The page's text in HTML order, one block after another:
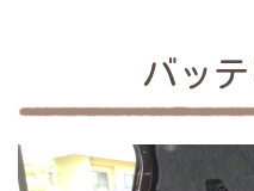
バッ